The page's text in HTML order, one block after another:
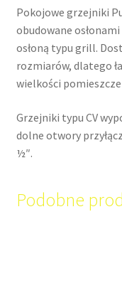
Pokojowe grzejniki
obudowane
osłoną typu grill.
rozmiarów, dlatego
wielkości
Grzejniki typu CV
dolne otwory
½″.
Podobne